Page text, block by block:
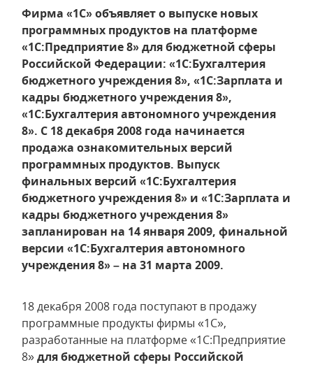
Фирма «1С» объявляет о выпуске новых
программных продуктов на платформе
«1С:Предприятие 8» для бюджетной сферы
Российской Федерации: «1С:Бухгалтерия
бюджетного учреждения 8», «1С:Зарплата и
кадры бюджетного учреждения 8»,
«1С:Бухгалтерия автономного учреждения
8». С 18 декабря 2008 года начинается
продажа ознакомительных версий
программных продуктов. Выпуск
финальных версий «1С:Бухгалтерия
бюджетного учреждения 8» и «1С:Зарплата и
кадры бюджетного учреждения 8»
запланирован на 14 января 2009, финальной
версии «1С:Бухгалтерия автономного
учреждения 8» – на 31 марта 2009.
18 декабря 2008 года поступают в продажу
программные продукты фирмы «1С»,
разработанные на платформе «1С:Предприятие
8»для бюджетной сферы Российской